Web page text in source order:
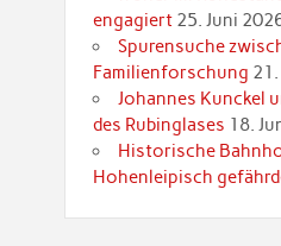
engagiert 25. Juni
Spurensuche
Familienforschung
Johannes Kunckel
des Rubinglases 18.
Historische
Hohenleipisch